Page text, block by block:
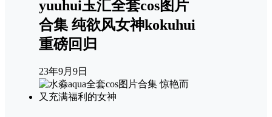
yuuhui玉汇全套cos图片
合集 纯欲风女神kokuhui
重磅回归
23年9月9日